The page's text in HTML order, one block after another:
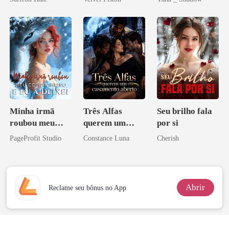
desafiar
Minha irmã
roubou meu
companheiro e
PageProfit Studio
Três Alfas
querem um
casamento
Constance Luna
Seu brilho fala
por si
Cherish
Reclame seu bônus no App Abrir